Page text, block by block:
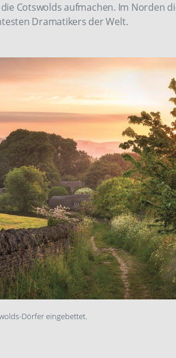
­Cotswolds aufmachen. Im Norden
Dramatikers der Welt.
Dörfer eingebettet.